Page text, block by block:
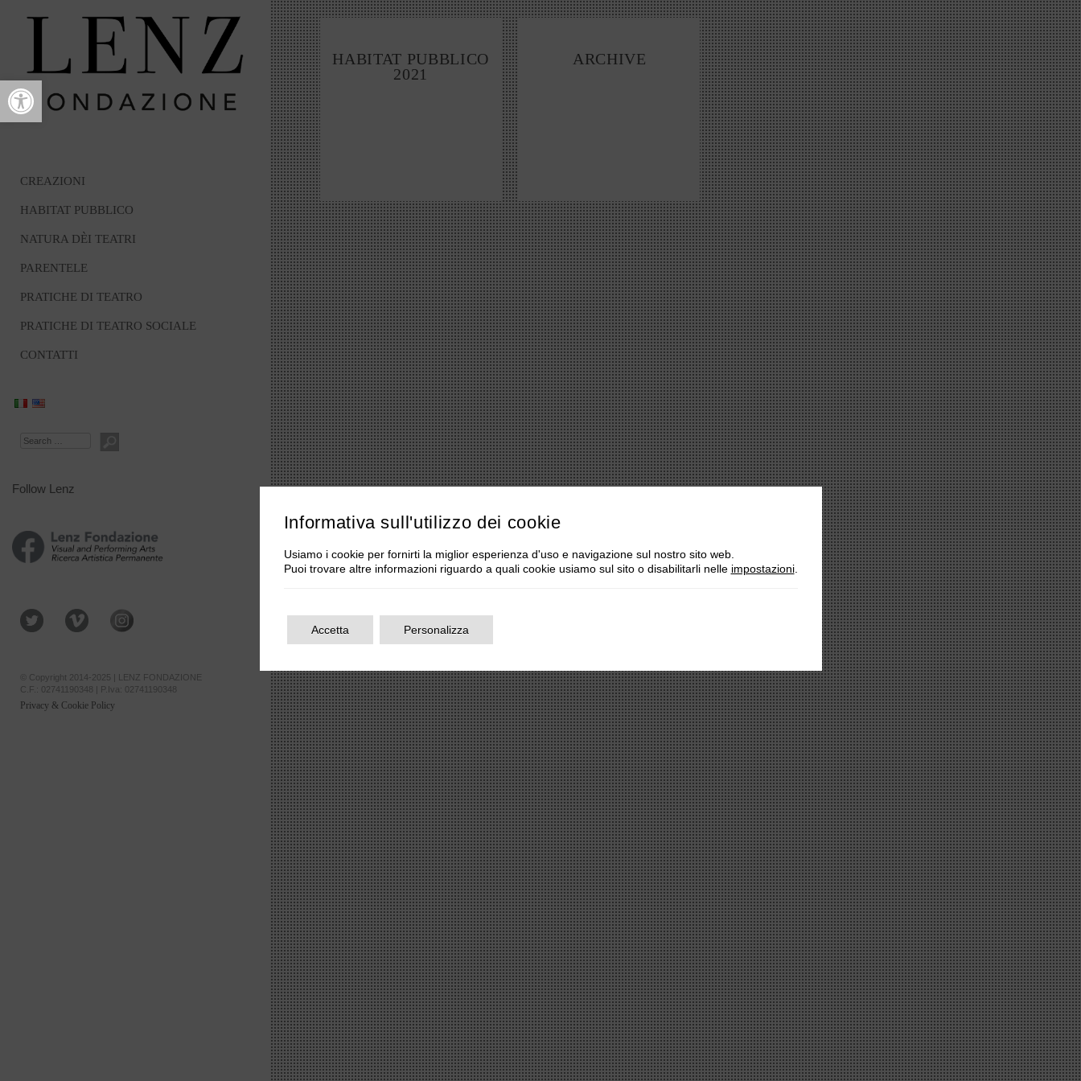
Open toolbar
CREAZIONI
HABITAT PUBBLICO
NATURA DÈI TEATRI
PARENTELE
PRATICHE DI TEATRO
PRATICHE DI TEATRO SOCIALE
CONTATTI
Follow Lenz
© Copyright 2014-2025 | LENZ FONDAZIONE
C.F.: 02741190348 | P.Iva: 02741190348
Privacy & Cookie Policy
HABITAT PUBBLICO
2021
ARCHIVE
Post
navigation
Informativa sull'utilizzo dei cookie
Usiamo i cookie per fornirti la miglior esperienza d'uso e navigazione sul nostro sito web.
Puoi trovare altre informazioni riguardo a quali cookie usiamo sul sito o disabilitarli nelle impostazioni.
Accetta Personalizza